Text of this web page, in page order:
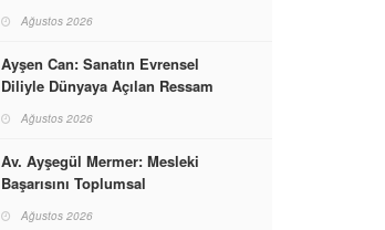
Ağustos 2026
Ayşen Can: Sanatın Evrensel
Diliyle Dünyaya Açılan Ressam
Ağustos 2026
Av. Ayşegül Mermer: Mesleki
Başarısını Toplumsal
Ağustos 2026